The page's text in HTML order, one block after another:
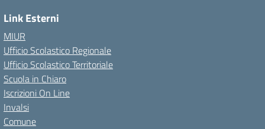
Link Esterni
MIUR
Ufficio Scolastico Regionale
Ufficio Scolastico Territoriale
Scuola in Chiaro
Iscrizioni On Line
Invalsi
Comune